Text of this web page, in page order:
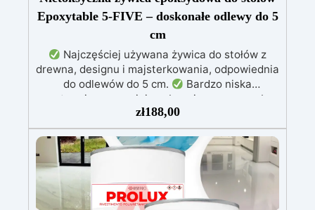
Epoxytable 5-FIVE – doskonałe odlewy do 5
cm
Najczęściej używana żywica do stołów z
drewna, designu i majsterkowania, odpowiednia
do odlewów do 5 cm.
Bardzo niska
egzotermia zapewniająca bezpieczną pracę bez
Odporna na zarysowania i
żółknięcie dzięki filtrom UV i wysokiej jakości
mechanicznej.
Niska lepkość, eliminująca
pęcherzyki powietrza i zapewniająca gładkie
wykończenie.
Bezpieczna i nietoksyczna,
wolna od BPA/VOC, certyfikowana do
długotrwałego kontaktu ze skórą.
zł188,00